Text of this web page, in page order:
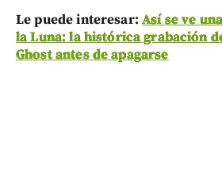
Le puede interesar: Así se ve
la Luna: la histórica grabación
Ghost antes de apagarse